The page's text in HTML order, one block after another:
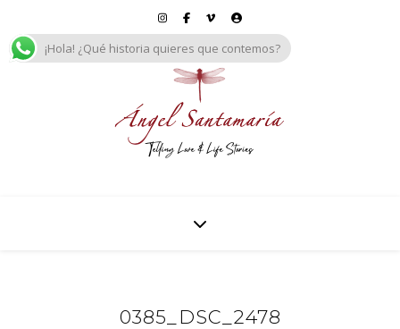
0385_DSC_2478
¡Hola! ¿Qué historia quieres que contemos?